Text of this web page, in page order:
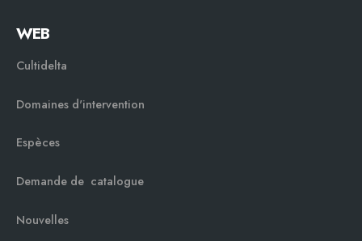
WEB
Cultidelta
Domaines d'intervention
Espèces
Demande de catalogue
Nouvelles